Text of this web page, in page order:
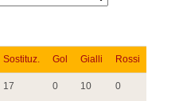
Sostituz. Gol Gialli Rossi
17 0 10 0